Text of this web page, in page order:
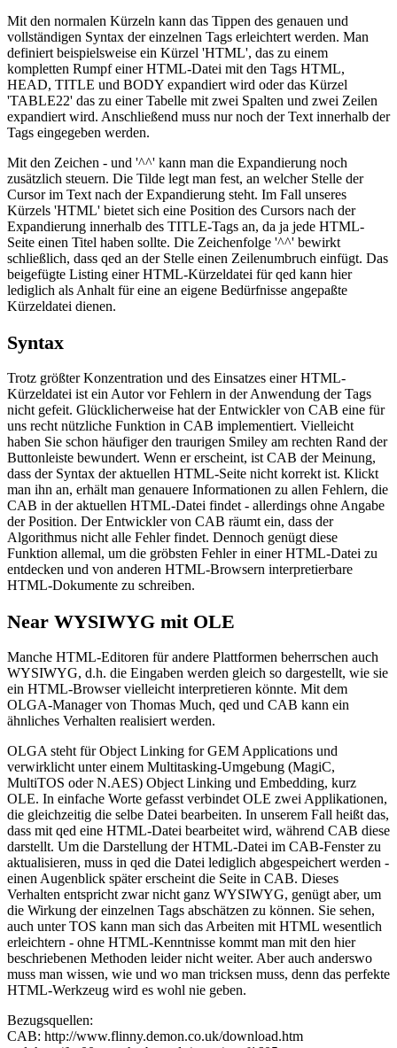
Mit den normalen Kürzeln kann das Tippen des genauen und
vollständigen Syntax der einzelnen Tags erleichtert werden. Man
definiert beispielsweise ein Kürzel 'HTML', das zu einem
kompletten Rumpf einer HTML-Datei mit den Tags HTML,
HEAD, TITLE und BODY expandiert wird oder das Kürzel
'TABLE22' das zu einer Tabelle mit zwei Spalten und zwei Zeilen
expandiert wird. Anschließend muss nur noch der Text innerhalb der
Tags eingegeben werden.
Mit den Zeichen - und '^^' kann man die Expandierung noch
zusätzlich steuern. Die Tilde legt man fest, an welcher Stelle der
Cursor im Text nach der Expandierung steht. Im Fall unseres
Kürzels 'HTML' bietet sich eine Position des Cursors nach der
Expandierung innerhalb des TITLE-Tags an, da ja jede HTML-
Seite einen Titel haben sollte. Die Zeichenfolge '^^' bewirkt
schließlich, dass qed an der Stelle einen Zeilenumbruch einfügt. Das
beigefügte Listing einer HTML-Kürzeldatei für qed kann hier
lediglich als Anhalt für eine an eigene Bedürfnisse angepaßte
Kürzeldatei dienen.
Syntax
Trotz größter Konzentration und des Einsatzes einer HTML-
Kürzeldatei ist ein Autor vor Fehlern in der Anwendung der Tags
nicht gefeit. Glücklicherweise hat der Entwickler von CAB eine für
uns recht nützliche Funktion in CAB implementiert. Vielleicht
haben Sie schon häufiger den traurigen Smiley am rechten Rand der
Buttonleiste bewundert. Wenn er erscheint, ist CAB der Meinung,
dass der Syntax der aktuellen HTML-Seite nicht korrekt ist. Klickt
man ihn an, erhält man genauere Informationen zu allen Fehlern, die
CAB in der aktuellen HTML-Datei findet - allerdings ohne Angabe
der Position. Der Entwickler von CAB räumt ein, dass der
Algorithmus nicht alle Fehler findet. Dennoch genügt diese
Funktion allemal, um die gröbsten Fehler in einer HTML-Datei zu
entdecken und von anderen HTML-Browsern interpretierbare
HTML-Dokumente zu schreiben.
Near WYSIWYG mit OLE
Manche HTML-Editoren für andere Plattformen beherrschen auch
WYSIWYG, d.h. die Eingaben werden gleich so dargestellt, wie sie
ein HTML-Browser vielleicht interpretieren könnte. Mit dem
OLGA-Manager von Thomas Much, qed und CAB kann ein
ähnliches Verhalten realisiert werden.
OLGA steht für Object Linking for GEM Applications und
verwirklicht unter einem Multitasking-Umgebung (MagiC,
MultiTOS oder N.AES) Object Linking und Embedding, kurz
OLE. In einfache Worte gefasst verbindet OLE zwei Applikationen,
die gleichzeitig die selbe Datei bearbeiten. In unserem Fall heißt das,
dass mit qed eine HTML-Datei bearbeitet wird, während CAB diese
darstellt. Um die Darstellung der HTML-Datei im CAB-Fenster zu
aktualisieren, muss in qed die Datei lediglich abgespeichert werden -
einen Augenblick später erscheint die Seite in CAB. Dieses
Verhalten entspricht zwar nicht ganz WYSIWYG, genügt aber, um
die Wirkung der einzelnen Tags abschätzen zu können. Sie sehen,
auch unter TOS kann man sich das Arbeiten mit HTML wesentlich
erleichtern - ohne HTML-Kenntnisse kommt man mit den hier
beschriebenen Methoden leider nicht weiter. Aber auch anderswo
muss man wissen, wie und wo man tricksen muss, denn das perfekte
HTML-Werkzeug wird es wohl nie geben.
Bezugsquellen:
CAB: http://www.flinny.demon.co.uk/download.htm